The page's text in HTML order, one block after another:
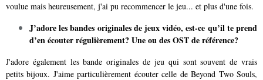
voulue mais heureusement, j'ai pu recommencer le jeu... et plus d'une fois.
J’adore les bandes originales de jeux vidéo, est-ce qu’il te prend
d’en écouterrégulièrement? Une ou des OST de référence?
J'adore également les bande originales de jeu qui sont souvent de vrais
petits bijoux. J'aime particulièrement écouter celle de Beyond Two Souls,